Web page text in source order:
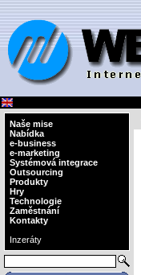
Naše mise
Nabídka
e-business
e-marketing
Systémová integrace
Outsourcing
Produkty
Hry
Technologie
Zaměstnání
Kontakty
Inzeráty